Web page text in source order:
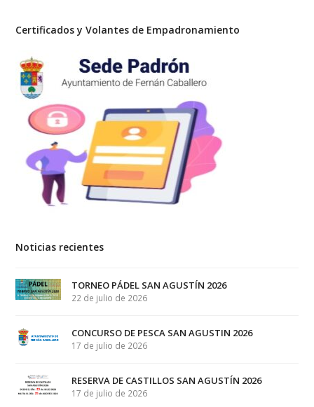
Certificados y Volantes de Empadronamiento
Noticias recientes
TORNEO PÁDEL SAN AGUSTÍN 2026
22 de julio de 2026
CONCURSO DE PESCA SAN AGUSTIN 2026
17 de julio de 2026
RESERVA DE CASTILLOS SAN AGUSTÍN 2026
17 de julio de 2026